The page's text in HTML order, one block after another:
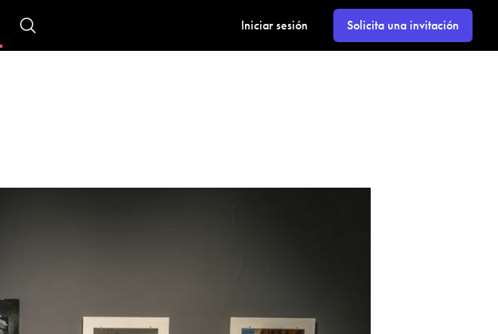
Iniciar sesión Solicita una invitación